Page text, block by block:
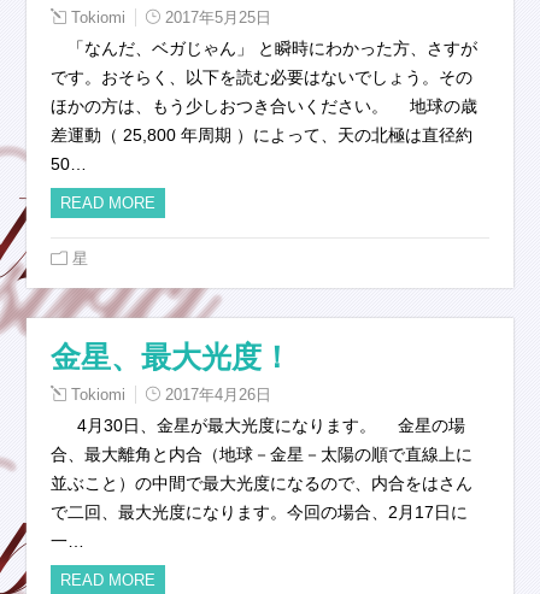
Tokiomi 2017年5月25日
「なんだ、ベガじゃん」 と瞬時にわかった方、さすが
です。おそらく、以下を読む必要はないでしょう。その
ほかの方は、もう少しおつき合いください。 地球の歳
差運動（ 25,800 年周期 ）によって、天の北極は直径約
50…
READ MORE
星
金星、最大光度！
Tokiomi 2017年4月26日
4月30日、金星が最大光度になります。 金星の場
合、最大離角と内合（地球－金星－太陽の順で直線上に
並ぶこと）の中間で最大光度になるので、内合をはさん
で二回、最大光度になります。今回の場合、2月17日に
一…
READ MORE